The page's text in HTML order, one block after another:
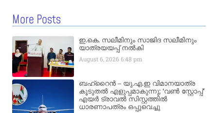
More Posts
ഇ.കെ. സലീമിനും സാജിദ സലീമിനും
യാത്രയയപ്പ് നൽകി
August 6, 20266:48 pm
ബഹ്‌റൈൻ – യു.എ.ഇ വിമാനയാത്ര
കൂടുതൽ എളുപ്പമാകുന്നു; ‘വൺ സ്റ്റോപ്പ്’
എയർ ട്രാവൽ സിസ്റ്റത്തിൽ
ധാരണാപത്രം ഒപ്പുവെച്ചു